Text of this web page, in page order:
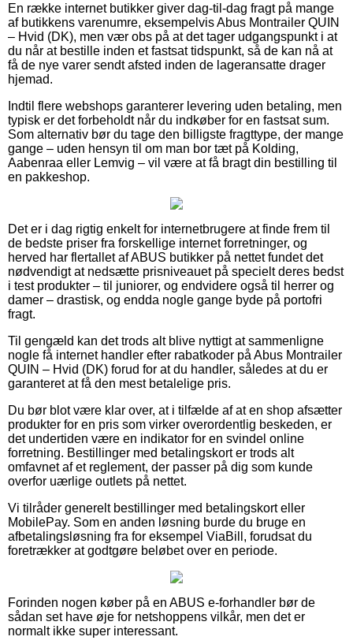
En række internet butikker giver dag-til-dag fragt på mange
af butikkens varenumre, eksempelvis Abus Montrailer QUIN
– Hvid (DK), men vær obs på at det tager udgangspunkt i at
du når at bestille inden et fastsat tidspunkt, så de kan nå at
få de nye varer sendt afsted inden de lageransatte drager
hjemad.
Indtil flere webshops garanterer levering uden betaling, men
typisk er det forbeholdt når du indkøber for en fastsat sum.
Som alternativ bør du tage den billigste fragttype, der mange
gange – uden hensyn til om man bor tæt på Kolding,
Aabenraa eller Lemvig – vil være at få bragt din bestilling til
en pakkeshop.
Det er i dag rigtig enkelt for internetbrugere at finde frem til
de bedste priser fra forskellige internet forretninger, og
herved har flertallet af ABUS butikker på nettet fundet det
nødvendigt at nedsætte prisniveauet på specielt deres bedst
i test produkter – til juniorer, og endvidere også til herrer og
damer – drastisk, og endda nogle gange byde på portofri
fragt.
Til gengæld kan det trods alt blive nyttigt at sammenligne
nogle få internet handler efter rabatkoder på Abus Montrailer
QUIN – Hvid (DK) forud for at du handler, således at du er
garanteret at få den mest betalelige pris.
Du bør blot være klar over, at i tilfælde af at en shop afsætter
produkter for en pris som virker overordentlig beskeden, er
det undertiden være en indikator for en svindel online
forretning. Bestillinger med betalingskort er trods alt
omfavnet af et reglement, der passer på dig som kunde
overfor uærlige outlets på nettet.
Vi tilråder generelt bestillinger med betalingskort eller
MobilePay. Som en anden løsning burde du bruge en
afbetalingsløsning fra for eksempel ViaBill, forudsat du
foretrækker at godtgøre beløbet over en periode.
Forinden nogen køber på en ABUS e-forhandler bør de
sådan set have øje for netshoppens vilkår, men det er
normalt ikke super interessant.